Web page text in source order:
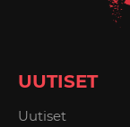
UUTISET
Uutiset